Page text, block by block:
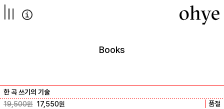
컨텐츠로
넘어가기
Books
한 곡 쓰기의 기술
19,500원 17,550원 품절